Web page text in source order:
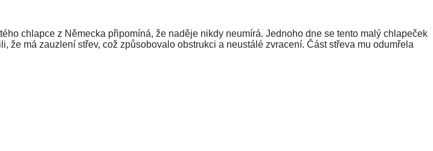
chlapce z Německa připomíná, že naděje nikdy neumírá. Jednoho dne se tento malý chlapeček
má zauzlení střev, což způsobovalo obstrukci a neustálé zvracení. Část střeva mu odumřela